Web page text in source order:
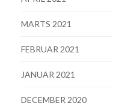
MARTS 2021
FEBRUAR 2021
JANUAR 2021
DECEMBER 2020